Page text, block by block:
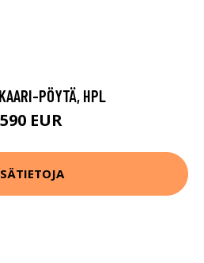
PÖYTÄ, HPL
EUR